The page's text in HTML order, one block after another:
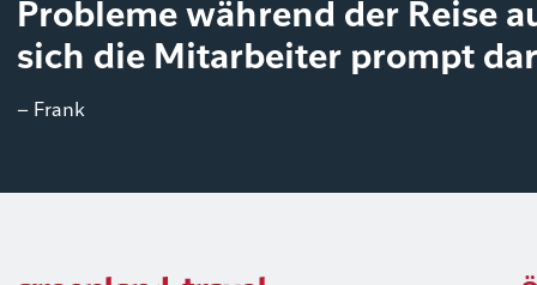
Probleme während der Reise
sich die Mitarbeiter prompt
– Frank